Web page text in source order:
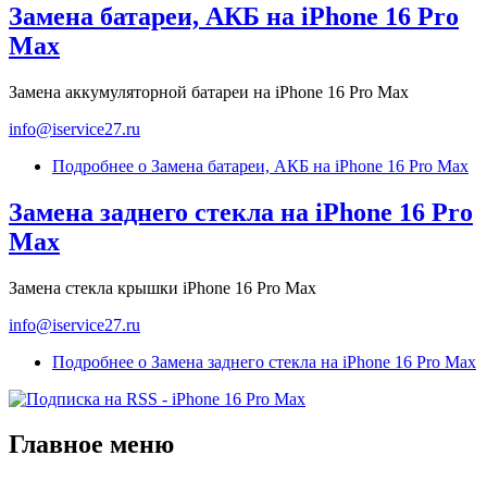
Замена батареи, АКБ на iPhone 16 Pro
Max
Замена аккумуляторной батареи на iPhone 16 Pro Max
info@iservice27.ru
Подробнее о Замена батареи, АКБ на iPhone 16 Pro Max
Замена заднего стекла на iPhone 16 Pro
Max
Замена стекла крышки iPhone 16 Pro Max
info@iservice27.ru
Подробнее о Замена заднего стекла на iPhone 16 Pro Max
Главное меню